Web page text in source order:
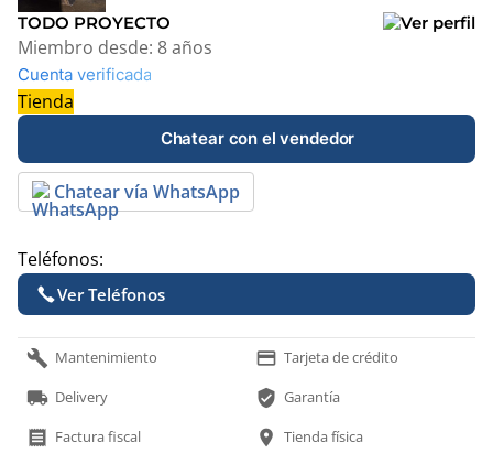
TODO PROYECTO
Miembro desde: 8 años
Cuenta verificada
Tienda
Chatear con el vendedor
Chatear vía WhatsApp
Teléfonos:
Ver Teléfonos
build Mantenimiento payment Tarjeta de crédito
local_shipping Delivery verified_user Garantía
receipt Factura fiscal location_on Tienda física